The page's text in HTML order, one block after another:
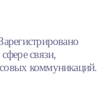
связи,
коммуникаций.